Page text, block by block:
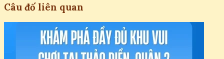
Câu đố liên quan